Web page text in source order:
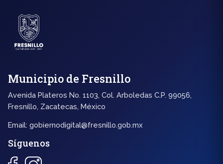
Municipio de Fresnillo
Avenida Plateros No. 1103, Col. Arboledas C.P. 99056,
Fresnillo, Zacatecas, México
Email: gobiernodigital@fresnillo.gob.mx
Síguenos